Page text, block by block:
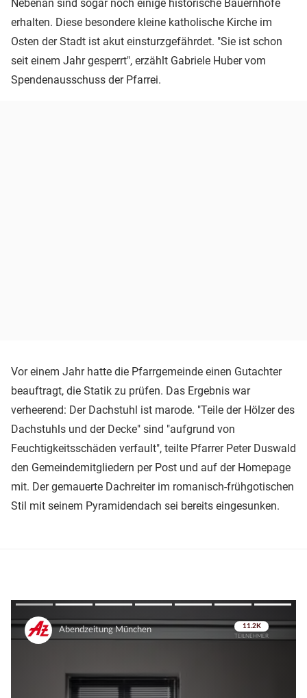
Nebenan sind sogar noch einige historische Bauernhöfe
erhalten. Diese besondere kleine katholische Kirche im
Osten der Stadt ist akut einsturzgefährdet. "Sie ist schon
seit einem Jahr gesperrt", erzählt Gabriele Huber vom
Spendenausschuss der Pfarrei.
Vor einem Jahr hatte die Pfarrgemeinde einen Gutachter
beauftragt, die Statik zu prüfen. Das Ergebnis war
verheerend: Der Dachstuhl ist marode. "Teile der Hölzer des
Dachstuhls und der Decke" sind "aufgrund von
Feuchtigkeitsschäden verfault", teilte Pfarrer Peter Duswald
den Gemeindemitgliedern per Post und auf der Homepage
mit. Der gemauerte Dachreiter im romanisch-frühgotischen
Stil mit seinem Pyramidendach sei bereits eingesunken.
Überspringen